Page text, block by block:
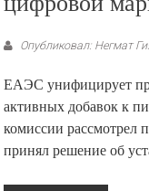
Опубликовал: Негмат
ЕАЭС унифицирует
активных добавок к
комиссии рассмотрел
принял решение об